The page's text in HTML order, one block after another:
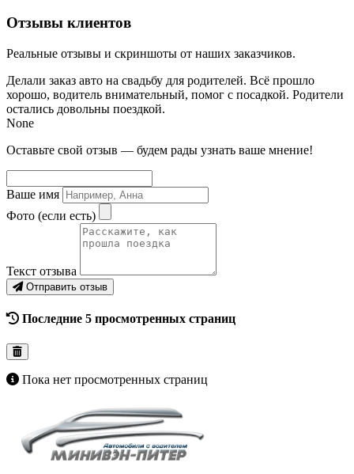
Отзывы клиентов
Реальные отзывы и скриншоты от наших заказчиков.
Делали заказ авто на свадьбу для родителей. Всё прошло
хорошо, водитель внимательный, помог с посадкой. Родители
остались довольны поездкой.
None
Оставьте свой отзыв — будем рады узнать ваше мнение!
Ваше имя
Фото (если есть)
Текст отзыва
Отправить отзыв
Последние 5 просмотренных страниц
Пока нет просмотренных страниц